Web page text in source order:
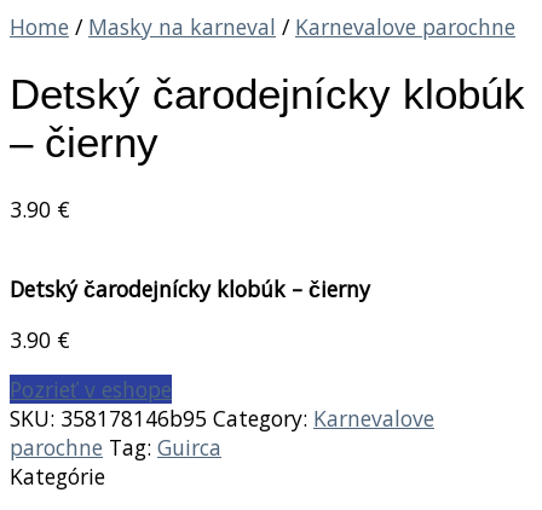
Home / Masky na karneval / Karnevalove parochne
Detský čarodejnícky klobúk
– čierny
3.90 €
Detský čarodejnícky klobúk – čierny
3.90 €
Pozrieť v eshope
SKU: 358178146b95 Category: Karnevalove
parochne Tag: Guirca
Kategórie